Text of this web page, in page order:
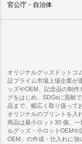
官公庁・自治体
オリジナルグッズドットコ
証プライム市場上場企業が
ッズやOEM、記念品の制
グをはじめ、SDGsに貢献
品まで、幅広く取り扱って
オリジナルのプリントを入
商品は最小ロット30 個、
ルグッズ・小ロットOEM
OEM」の作成・仕入れに強